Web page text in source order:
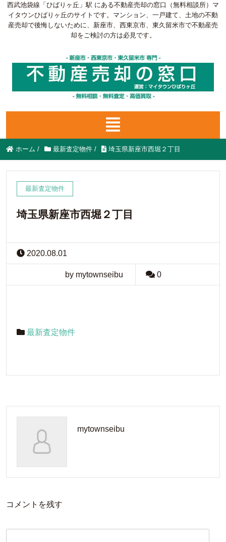
西武池袋線「ひばりヶ丘」駅 にある不動産売却の窓口（無料相談所）マ
イタウンひばりヶ丘のサイトです。マンション、一戸建て、土地の不動
産売却で後悔しないために、新座市、西東京市、東久留米市で不動産売
却をご検討の方は必見です。
ホーム / 最新査定物件 / 埼玉県新座市西堀２丁目
最新査定物件
埼玉県新座市西堀２丁目
2020.08.01
by mytownseibu 0
最新査定物件
mytownseibu
コメントを残す